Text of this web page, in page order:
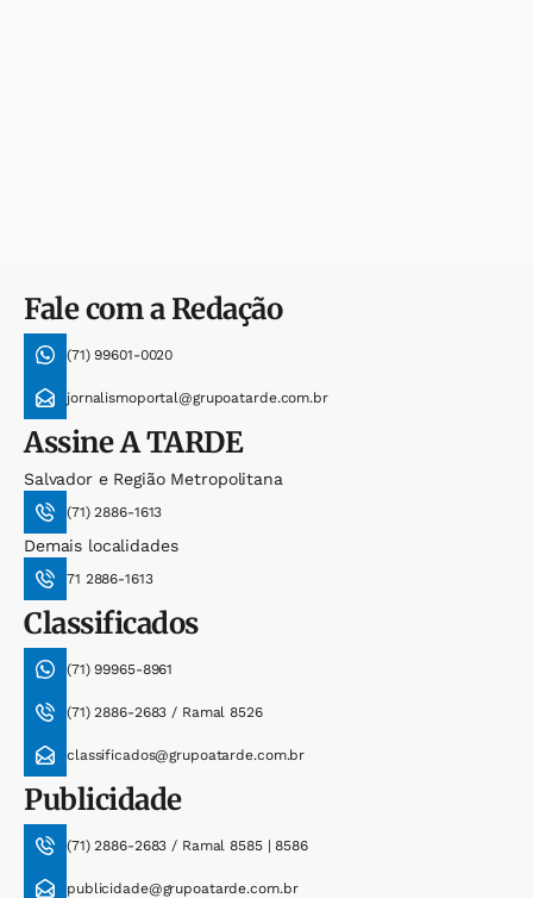
Fale com a Redação
(71) 99601-0020
jornalismoportal@grupoatarde.com.br
AssineA TARDE
Salvador e Região Metropolitana
(71) 2886-1613
Demais localidades
71 2886-1613
Classificados
(71) 99965-8961
(71) 2886-2683 / Ramal 8526
classificados@grupoatarde.com.br
Publicidade
(71) 2886-2683 / Ramal 8585 | 8586
publicidade@grupoatarde.com.br